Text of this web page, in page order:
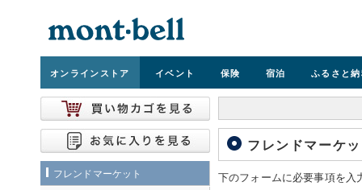
オンラインストア イベント 保険 宿泊 ふるさと
フレンドマーケ
下のフォームに必要事項を入
フレンドマーケット